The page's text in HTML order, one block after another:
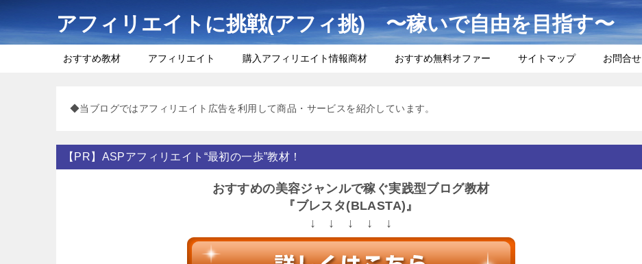
アフィリエイトに挑戦(アフィ挑) 〜稼いで自由を目指す〜
おすすめ教材 アフィリエイト 購入アフィリエイト情報商材 おすすめ無料オファー サイトマップ お問合せ
◆当ブログではアフィリエイト広告を利用して商品・サービスを紹介しています。
【PR】ASPアフィリエイト“最初の一歩”教材！
おすすめの美容ジャンルで稼ぐ実践型ブログ教材
『ブレスタ(BLASTA)』
↓ ↓ ↓ ↓ ↓